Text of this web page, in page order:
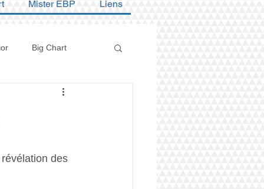
Mister EBP Liens
Big Chart
Concours 2026
des